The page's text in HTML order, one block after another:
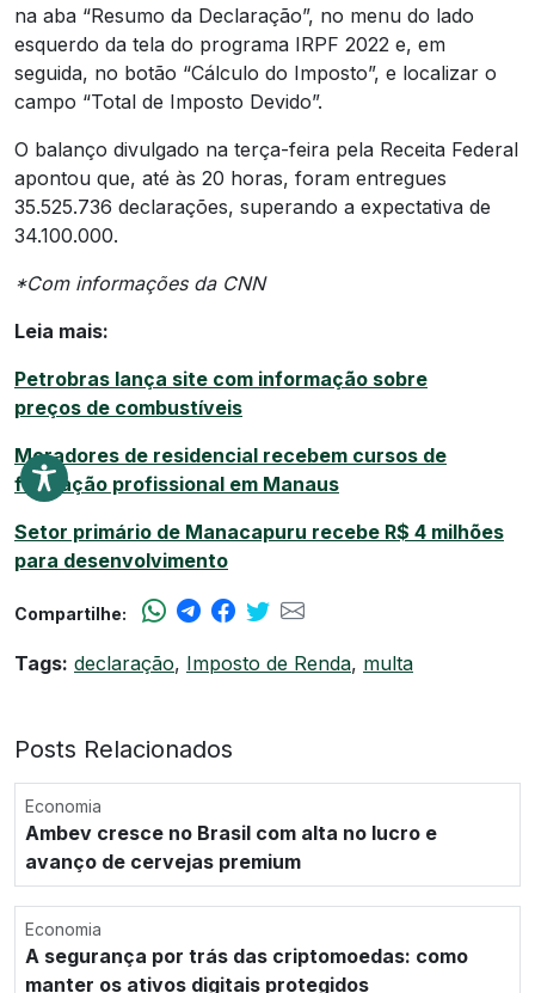
na aba “Resumo da Declaração”, no menu do lado
esquerdo da tela do programa IRPF 2022 e, em
seguida, no botão “Cálculo do Imposto”, e localizar o
campo “Total de Imposto Devido”.
O balanço divulgado na terça-feira pela Receita Federal
apontou que, até às 20 horas, foram entregues
35.525.736 declarações, superando a expectativa de
34.100.000.
*Com informações da CNN
Leia mais:
Petrobras lança site com informação sobre
preços de combustíveis
Moradores de residencial recebem cursos de
formação profissional em Manaus
Setor primário de Manacapuru recebe R$ 4 milhões
para desenvolvimento
Compartilhe:
Tags: declaração, Imposto de Renda, multa
Posts Relacionados
Economia
Ambev cresce no Brasil com alta no lucro e
avanço de cervejas premium
Economia
A segurança por trás das criptomoedas: como
manter os ativos digitais protegidos